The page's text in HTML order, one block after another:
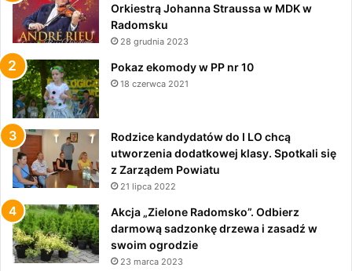
Orkiestrą Johanna Straussa w MDK w
Radomsku
28 grudnia 2023
Pokaz ekomody w PP nr 10
18 czerwca 2021
Rodzice kandydatów do I LO chcą
utworzenia dodatkowej klasy. Spotkali się
z Zarządem Powiatu
21 lipca 2022
Akcja „Zielone Radomsko”. Odbierz
darmową sadzonkę drzewa i zasadź w
swoim ogrodzie
23 marca 2023